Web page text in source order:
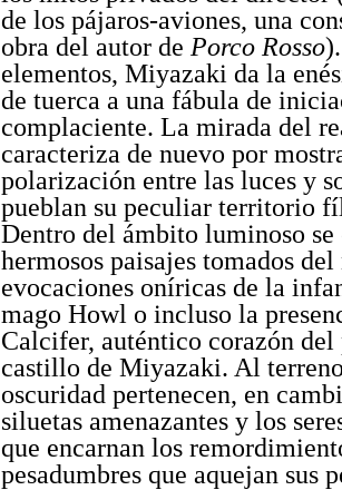
de los pájaros-aviones, una
obra del autor de Porco Rosso
elementos, Miyazaki da la
de tuerca a una fábula de
complaciente. La mirada del
caracteriza de nuevo por
polarización entre las luces y
pueblan su peculiar territorio
Dentro del ámbito luminoso se
hermosos paisajes tomados
evocaciones oníricas de la
mago Howl o incluso la
Calcifer, auténtico corazón
castillo de Miyazaki. Al
oscuridad pertenecen, en
siluetas amenazantes y los
que encarnan los
pesadumbres que aquejan sus